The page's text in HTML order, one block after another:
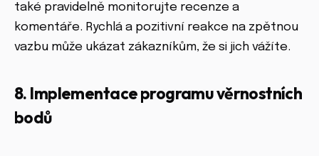
také pravidelně monitorujte recenze a
komentáře. Rychlá a pozitivní reakce na zpětnou
vazbu může ukázat zákazníkům, že si jich vážíte.
8. Implementace programu věrnostních
bodů